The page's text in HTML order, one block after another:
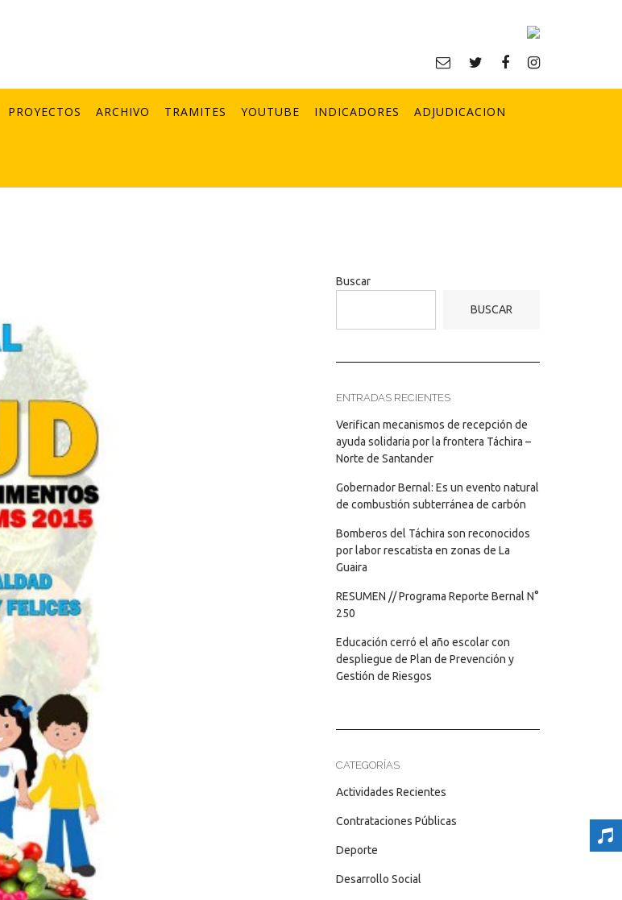
PROYECTOS ARCHIVO TRAMITES YOUTUBE INDICADORES ADJUDICACION
Buscar
BUSCAR
ENTRADAS RECIENTES
Verifican mecanismos de recepción de
ayuda solidaria por la frontera Táchira –
Norte de Santander
Gobernador Bernal: Es un evento natural
de combustión subterránea de carbón
Bomberos del Táchira son reconocidos
por labor rescatista en zonas de La
Guaira
RESUMEN // Programa Reporte Bernal N°
250
Educación cerró el año escolar con
despliegue de Plan de Prevención y
Gestión de Riesgos
CATEGORÍAS
Actividades Recientes
Contrataciones Públicas
Deporte
Desarrollo Social